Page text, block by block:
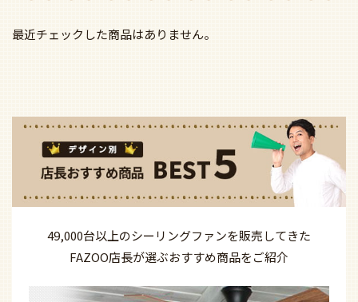
最近チェックした商品はありません。
49,000台以上のシーリングファンを販売してきた
FAZOO店長が選ぶおすすめ商品をご紹介